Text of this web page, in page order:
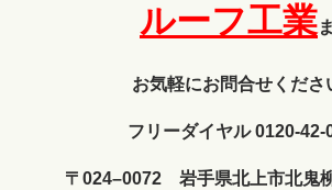
ルーフ工業
お気軽にお問合せくださ
フリーダイヤル 0120-42-
〒024–0072 岩手県北上市北鬼